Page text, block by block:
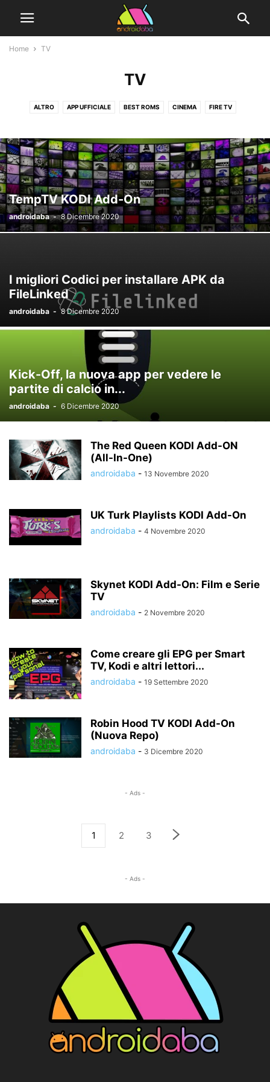
Home TV
TV
ALTRO APP UFFICIALE BEST ROMS CINEMA FIRE TV
KODI KODI VPN LAUNCHER MULTIMEDIA MUSICA NEWS
NOTE 2 NOTE 3 PC PROGRAMMI RECENSIONI SAMSUNG
SISTEMA SOCIAL SPORT TRAVEL TV TV BOX UTILITY
VIDEO VIDEO TUTORIAL VPN WELLNESS
TempTV KODI Add-On
androidaba - 8 Dicembre 2020
I migliori Codici per installare APK da
FileLinked
androidaba - 8 Dicembre 2020
Kick-Off, la nuova app per vedere le
partite di calcio in...
androidaba - 6 Dicembre 2020
The Red Queen KODI Add-ON
(All-In-One)
androidaba - 13 Novembre 2020
UK Turk Playlists KODI Add-On
androidaba - 4 Novembre 2020
Skynet KODI Add-On: Film e Serie
TV
androidaba - 2 Novembre 2020
Come creare gli EPG per Smart
TV, Kodi e altri lettori...
androidaba - 19 Settembre 2020
Robin Hood TV KODI Add-On
(Nuova Repo)
androidaba - 3 Dicembre 2020
- Ads -
1 2 3
- Ads -